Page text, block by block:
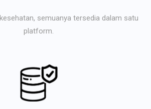
semuanya tersedia dalam satu
platform.